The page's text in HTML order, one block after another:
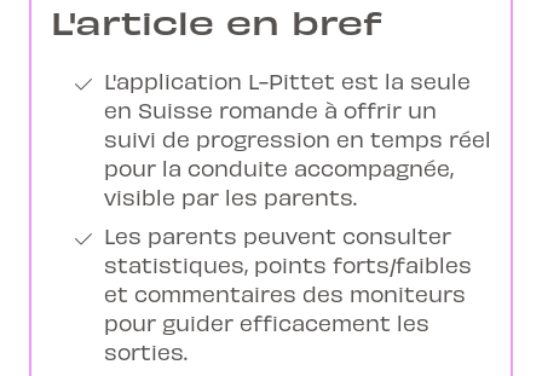
L'article en bref
L'application L-Pittet est la seule
en Suisse romande à offrir un
suivi de progression en temps réel
pour la conduite accompagnée,
visible par les parents.
Les parents peuvent consulter
statistiques, points forts/faibles
et commentaires des moniteurs
pour guider efficacement les
sorties.